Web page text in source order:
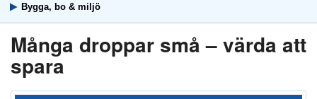
Bygga, bo & miljö
Många droppar små – värda att
spara